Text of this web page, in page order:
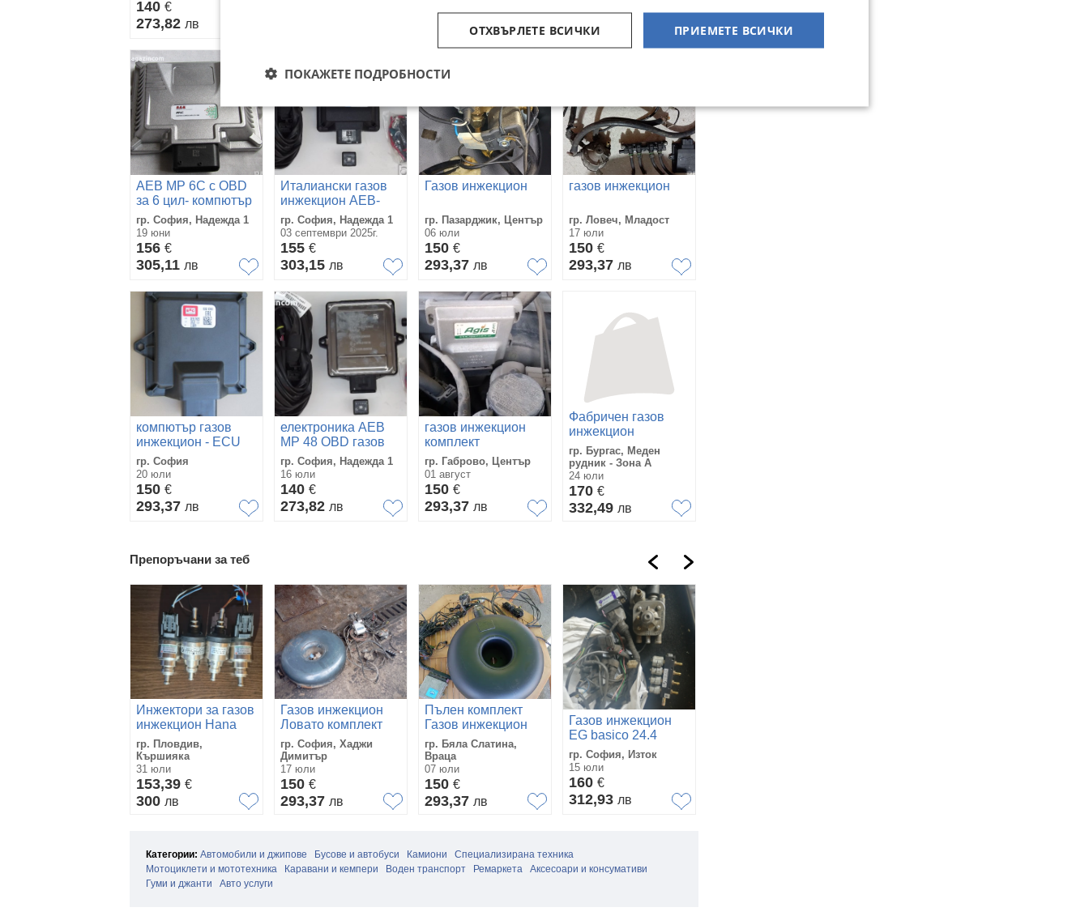
140 €
273,82 лв 301,20лв 332,49
AEB MP 6C с OBD
за 6 цил- компютър
/ ECU / газов
инжекцион
гр. София, Надежда 1
19 юни
156 €
305,11 лв
Италиански газов
инжекцион AEB-
DIGITRONIC MP48
OBDII
гр. София, Надежда 1
03 септември 2025г.
155 €
303,15 лв
Газов инжекцион
гр. Пазарджик, Център
06 юли
150 €
293,37 лв
газов инжекцион
гр. Ловеч, Младост
17 юли
150 €
293,37 лв
компютър газов
инжекцион - ECU
BRC 32
гр. София
20 юли
150 €
293,37 лв
електроника AEB
MP 48 OBD газов
инжекцион
комплект АЕВ МР
48 ОБД
гр. София, Надежда 1
16 юли
140 €
273,82 лв
газов инжекцион
комплект
гр. Габрово, Център
01 август
150 €
293,37 лв
Фабричен газов
инжекцион
гр. Бургас, Меден
рудник - Зона А
24 юли
170 €
332,49 лв
Препоръчани за теб
Инжектори за газов
инжекцион Hana
H2100
гр. Пловдив,
Кършияка
31 юли
153,39 €
300 лв
Газов инжекцион
Ловато комплект
гр. София, Хаджи
Димитър
17 юли
150 €
293,37 лв
Пълен комплект
Газов инжекцион
гр. Бяла Слатина,
Враца
07 юли
150 €
293,37 лв
Газов инжекцион
EG basico 24.4
гр. София, Изток
15 юли
160 €
312,93 лв
Категории: Автомобили и джипове Бусове и автобуси Камиони
Специализирана техника
Мотоциклети и мототехника
Каравани и кемпери Воден транспорт Ремаркета
Аксесоари и консумативи
Гуми и джанти
Авто услуги
ПРИЕМЕТЕ ВСИЧКИ
ОТХВЪРЛЕТЕ ВСИЧКИ
ПОКАЖЕТЕ ПОДРОБНОСТИ